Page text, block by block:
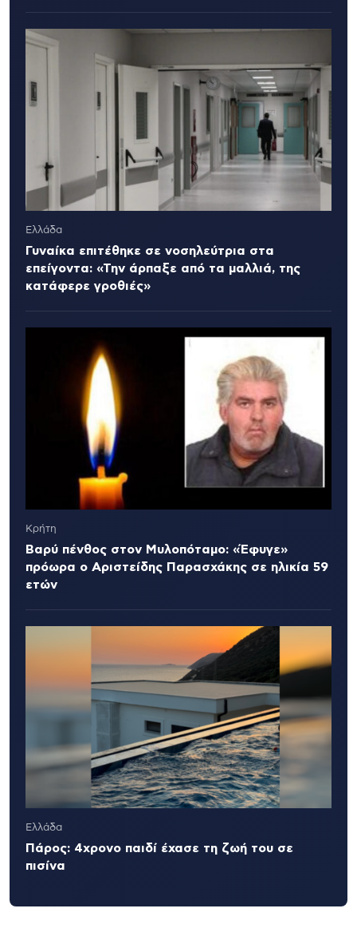
Ελλάδα
Γυναίκα επιτέθηκε σε νοσηλεύτρια στα
επείγοντα: «Την άρπαξε από τα μαλλιά, της
κατάφερε γροθιές»
Κρήτη
Βαρύ πένθος στον Μυλοπόταμο: «Έφυγε»
πρόωρα ο Αριστείδης Παρασχάκης σε ηλικία 59
ετών
Ελλάδα
Πάρος: 4χρονο παιδί έχασε τη ζωή του σε
πισίνα